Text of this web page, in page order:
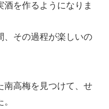
を作るようになりま
、その過程が楽しいの
南高梅を見つけて、せ